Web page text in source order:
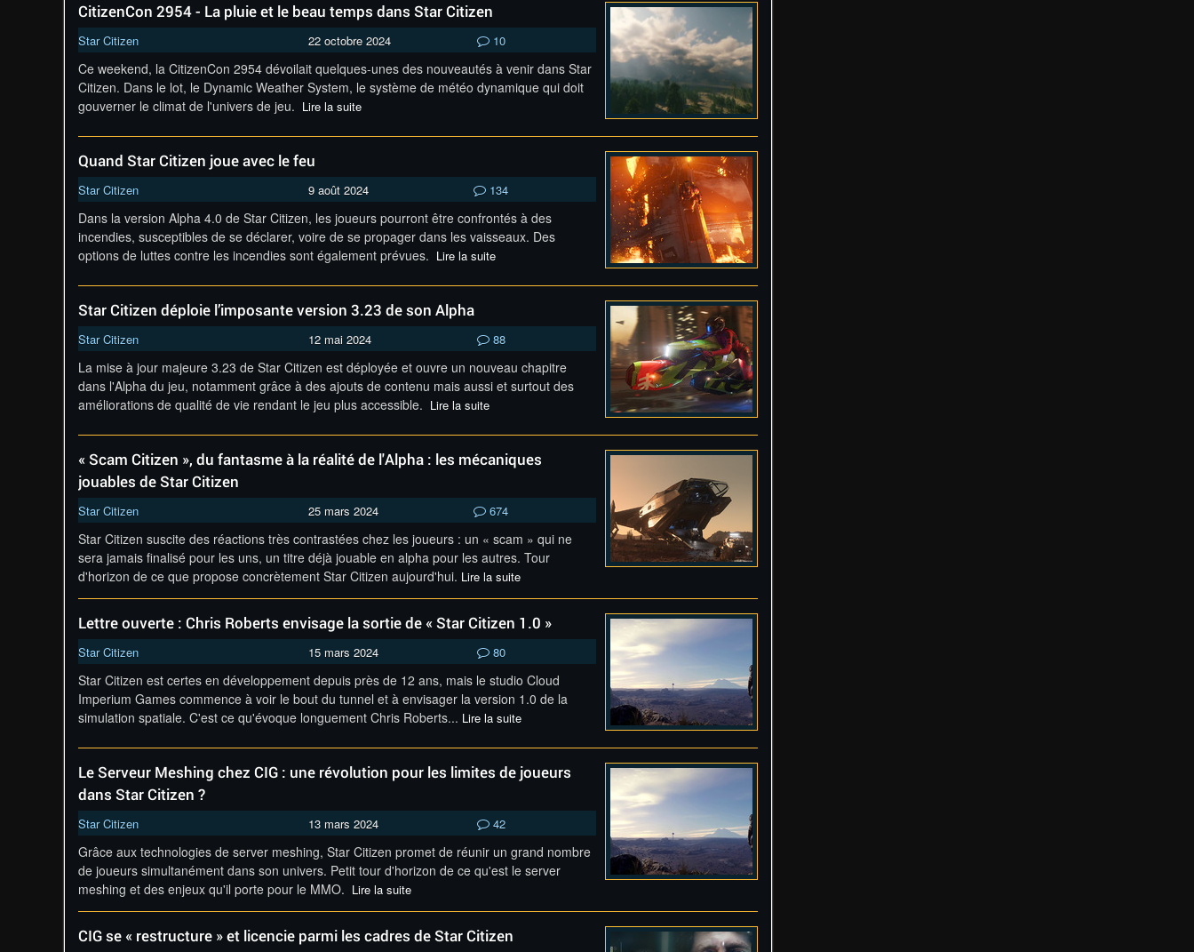
CitizenCon 2954 - La pluie et le beau temps dans Star Citizen
Star Citizen 22 octobre 2024 10
Ce weekend, la CitizenCon 2954 dévoilait quelques-unes des nouveautés à venir dans Star
Citizen. Dans le lot, le Dynamic Weather System, le système de météo dynamique qui doit
gouverner le climat de l'univers de jeu. Lire la suite
Quand Star Citizen joue avec le feu
Star Citizen 9 août 2024 134
Dans la version Alpha 4.0 de Star Citizen, les joueurs pourront être confrontés à des
incendies, susceptibles de se déclarer, voire de se propager dans les vaisseaux. Des
options de luttes contre les incendies sont également prévues. Lire la suite
Star Citizen déploie l’imposante version 3.23 de son Alpha
Star Citizen 12 mai 2024 88
La mise à jour majeure 3.23 de Star Citizen est déployée et ouvre un nouveau chapitre
dans l'Alpha du jeu, notamment grâce à des ajouts de contenu mais aussi et surtout des
améliorations de qualité de vie rendant le jeu plus accessible. Lire la suite
« Scam Citizen », du fantasme à la réalité de l'Alpha : les mécaniques
jouables de Star Citizen
Star Citizen 25 mars 2024 674
Star Citizen suscite des réactions très contrastées chez les joueurs : un « scam » qui ne
sera jamais finalisé pour les uns, un titre déjà jouable en alpha pour les autres. Tour
d'horizon de ce que propose concrètement Star Citizen aujourd'hui. Lire la suite
Lettre ouverte : Chris Roberts envisage la sortie de « Star Citizen 1.0 »
Star Citizen 15 mars 2024 80
Star Citizen est certes en développement depuis près de 12 ans, mais le studio Cloud
Imperium Games commence à voir le bout du tunnel et à envisager la version 1.0 de la
simulation spatiale. C'est ce qu'évoque longuement Chris Roberts... Lire la suite
Le Serveur Meshing chez CIG : une révolution pour les limites de joueurs
dans Star Citizen ?
Star Citizen 13 mars 2024 42
Grâce aux technologies de server meshing, Star Citizen promet de réunir un grand nombre
de joueurs simultanément dans son univers. Petit tour d'horizon de ce qu'est le server
meshing et des enjeux qu'il porte pour le MMO. Lire la suite
CIG se « restructure » et licencie parmi les cadres de Star Citizen